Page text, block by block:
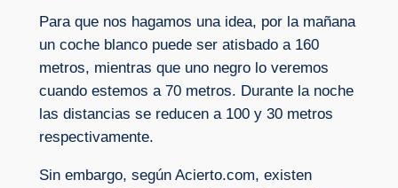
Para que nos hagamos una idea, por la mañana
un coche blanco puede ser atisbado a 160
metros, mientras que uno negro lo veremos
cuando estemos a 70 metros. Durante la noche
las distancias se reducen a 100 y 30 metros
respectivamente.
Sin embargo, según Acierto.com, existen